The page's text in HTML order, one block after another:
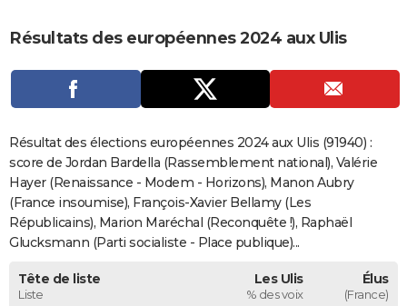
CARTE DE VOEUX
Carte de Noël
Carte Bonne année
Carte Saint-Valentin
Carte Pâques
Carte d'anniversaire
DICTIONNAIRE
Dictionnaire
Biographies
Citations
Expressions
Proverbes
PROGRAMME TV
COPAINS D'AVANT
S'inscrire
Se connecter
Lycées
Collèges
Primaires
Universités
Entreprises
Service militaire
Avis de recherche
AVIS DE DÉCÈS
FORUM
Résultats des européennes 2024 aux Ulis
Résultat des élections européennes 2024 aux Ulis (91940) :
score de Jordan Bardella (Rassemblement national), Valérie
Hayer (Renaissance - Modem - Horizons), Manon Aubry
(France insoumise), François-Xavier Bellamy (Les
Républicains), Marion Maréchal (Reconquête !), Raphaël
Glucksmann (Parti socialiste - Place publique)...
Tête de liste
Liste
Les Ulis
% des voix
Élus
(France)